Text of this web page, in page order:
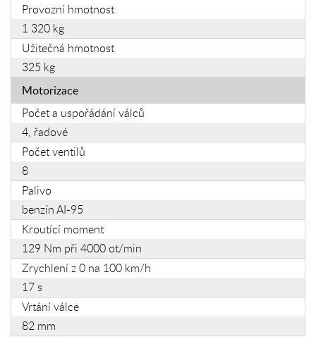
Provozní hmotnost
1 320 kg
Užitečná hmotnost
325 kg
Motorizace
Počet a uspořádání válců
4, řadové
Počet ventilů
8
Palivo
benzín AI-95
Kroutící moment
129 Nm při 4000 ot/min
Zrychlení z 0 na 100 km/h
17 s
Vrtání válce
82 mm